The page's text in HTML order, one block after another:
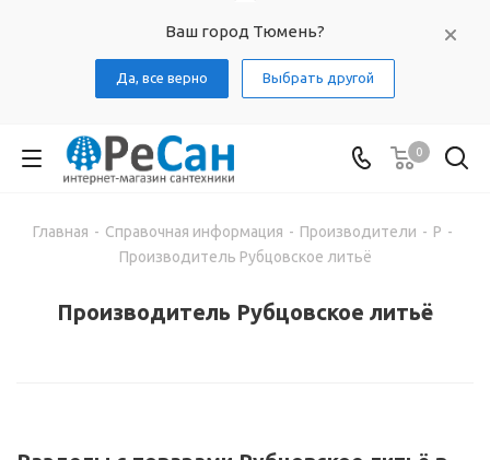
Ваш город Тюмень?
Да, все верно Выбрать другой
0
Главная - Справочная информация - Производители - Р -
Производитель Рубцовское литьё
Производитель Рубцовское литьё